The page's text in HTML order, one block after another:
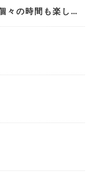
完成見学会 『家族の時間も、個々の時間も楽しむ家。』 10/15～10/22